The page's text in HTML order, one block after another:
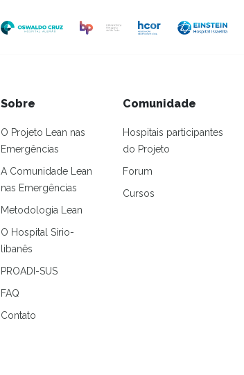
Sobre
O Projeto Lean nas
Emergências
A Comunidade Lean
nas Emergências
Metodologia Lean
O Hospital Sírio-
libanês
PROADI-SUS
FAQ
Contato
Comunidade
Hospitais participantes
do Projeto
Forum
Cursos